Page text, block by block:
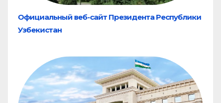
Официальный веб-сайт Президента Республики
Узбекистан